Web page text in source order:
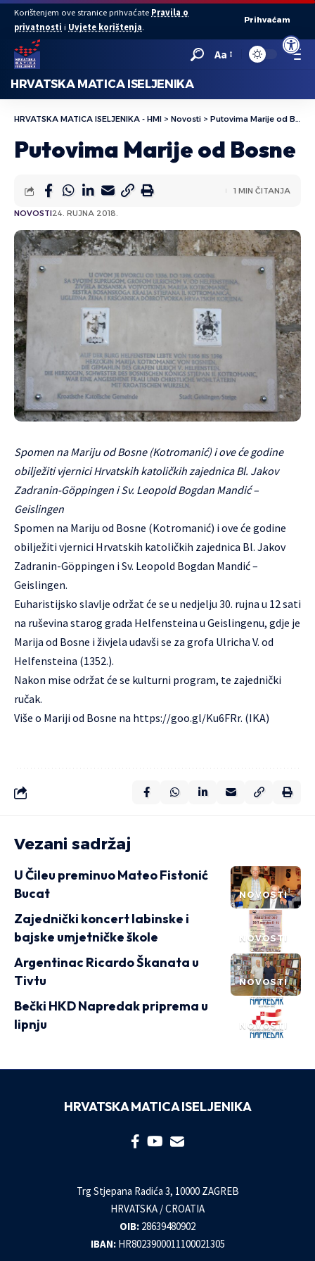
Open
Korištenjem ove stranice prihvaćate Pravila o
privatnosti i Uvjete korištenja.
Prihvaćam
Aa
HRVATSKA MATICA ISELJENIKA
HRVATSKA MATICA ISELJENIKA - HMI > Novosti > Putovima Marije od Bosne
Putovima Marije od Bosne
NOVOSTI24. RUJNA 2018.
1 MIN ČITANJA
Spomen na Mariju od Bosne (Kotromanić) i ove će godine
obilježiti vjernici Hrvatskih katoličkih zajednica Bl. Jakov
Zadranin-Göppingen i Sv. Leopold Bogdan Mandić –
Geislingen
Spomen na Mariju od Bosne (Kotromanić) i ove će godine
obilježiti vjernici Hrvatskih katoličkih zajednica Bl. Jakov
Zadranin-Göppingen i Sv. Leopold Bogdan Mandić –
Geislingen.
Euharistijsko slavlje održat će se u nedjelju 30. rujna u 12 sati
na ruševina starog grada Helfensteina u Geislingenu, gdje je
Marija od Bosne i živjela udavši se za grofa Ulricha V. od
Helfensteina (1352.).
Nakon mise održat će se kulturni program, te zajednički
ručak.
Više o Mariji od Bosne na https://goo.gl/Ku6FRr. (IKA)
Vezani sadržaj
NOVOSTI
U Čileu preminuo Mateo Fistonić
Bucat
NOVOSTI
Zajednički koncert labinske i
bajske umjetničke škole
NOVOSTI
Argentinac Ricardo Škanata u
Tivtu
NOVOSTI
Bečki HKD Napredak priprema u
lipnju
HRVATSKA MATICA ISELJENIKA
Trg Stjepana Radića 3, 10000 ZAGREB
HRVATSKA / CROATIA
OIB: 28639480902
IBAN: HR8023900011100021305